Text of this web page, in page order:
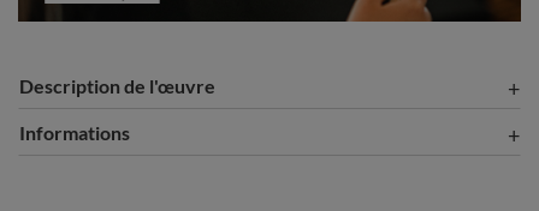
Description de l'œuvre
Informations